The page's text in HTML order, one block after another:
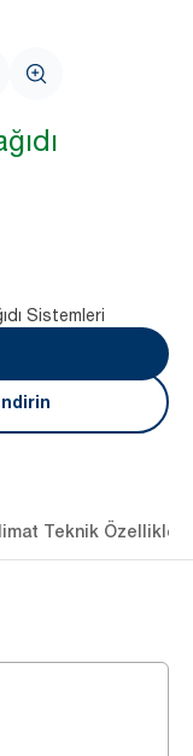
Sistemleri
Teknik Özellikleri